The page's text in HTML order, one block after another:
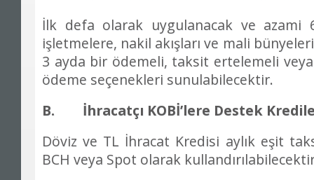
İlk defa olarak uygulanacak ve azami
işletmelere, nakil akışları ve mali bü
3 ayda bir ödemeli, taksit ertelemeli
ödeme seçenekleri sunulabilecektir.
B. İhracatçı KOBİ’lere Destek
Döviz ve TL İhracat Kredisi aylık eşit
BCH veya Spot olarak kullandırı